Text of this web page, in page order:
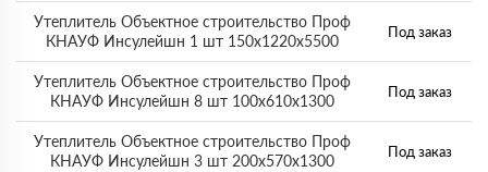
Утеплитель Объектное строительство Проф
КНАУФ Инсулейшн 1 шт 150х1220х5500
Под заказ
Утеплитель Объектное строительство Проф
КНАУФ Инсулейшн 8 шт 100х610х1300
Под заказ
Утеплитель Объектное строительство Проф
КНАУФ Инсулейшн 3 шт 200х570х1300
Под заказ